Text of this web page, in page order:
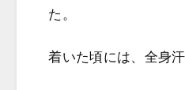
た。
着いた頃には、全身